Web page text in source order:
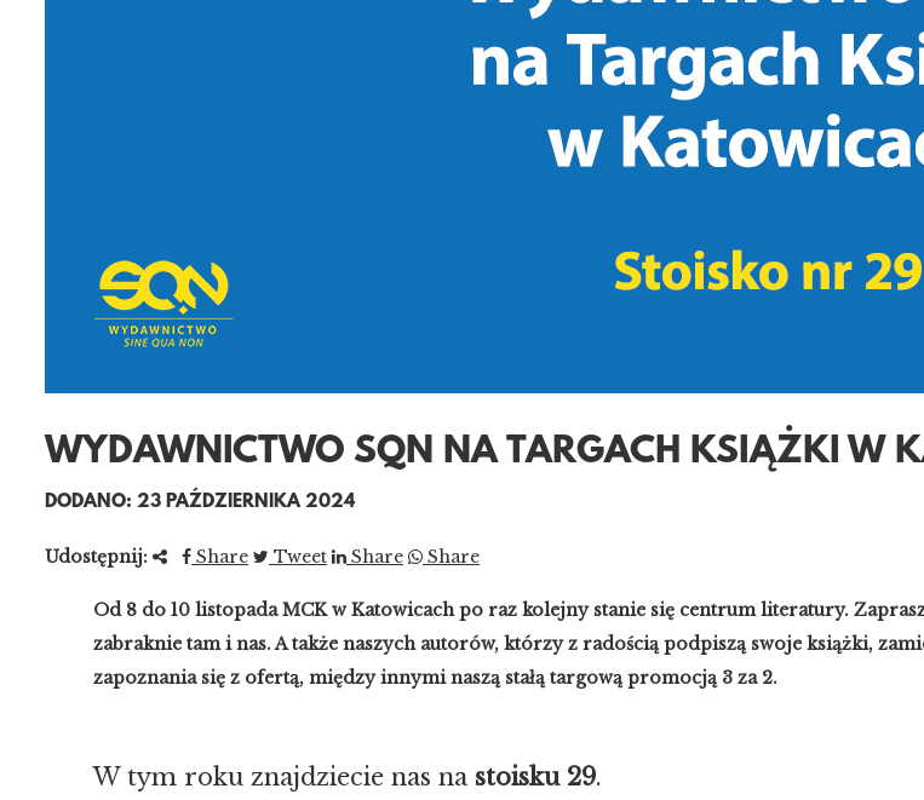
WYDAWNICTWO SQN NA TARGACH KSIĄŻKI W
DODANO: 23 PAŹDZIERNIKA 2024
Udostępnij: Share Tweet Share Share
Od 8 do 10 listopada MCK w Katowicach po raz kolejny stanie się centrum literatury.
zabraknie tam i nas. A także naszych autorów, którzy z radością podpiszą swoje książki,
zapoznania się z ofertą, między innymi naszą stałą targową promocją 3 za 2.
W tym roku znajdziecie nas na stoisku 29.